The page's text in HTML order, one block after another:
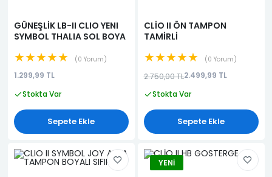
GÜNEŞLİK LB-II CLIO YENI
SYMBOL THALIA SOL BOYA
★★★★★ 0 Yorum
1.299,99 TL
Stokta Var
Sepete Ekle
CLİO II ÖN TAMPON
TAMİRLİ
★★★★★ 0 Yorum
2.750,00 TL2.499,99 TL
Stokta Var
Sepete Ekle
YENI